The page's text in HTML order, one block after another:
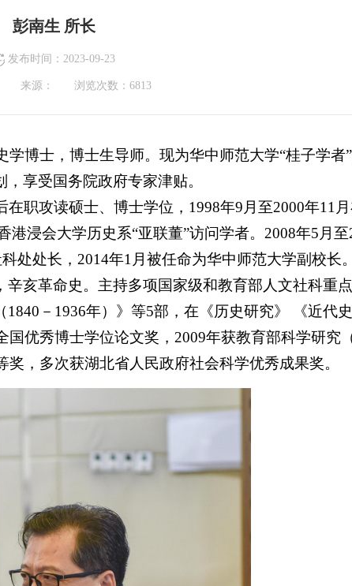
彭南生 所长
发布时间：2023-09-23
来源： 浏览次数： 6813
博士，博士生导师。现为华中师范大学“桂子学者
享受国务院政府专家津贴。
职攻读硕士、博士学位，1998年9月至2000年11
浸会大学历史系“亚联董”访问学者。2008年5月
处处长，2014年1月被任命为华中师范大学副校长
亥革命史。主持多项国家级和教育部人文社科重
－1936年）》等5部，在《历史研究》 《近代
优秀博士学位论文奖，2009年获教育部科学研究
，多次获湖北省人民政府社会科学优秀成果奖。